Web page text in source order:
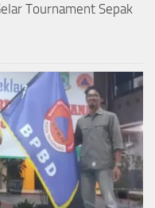
Tournament Sepak